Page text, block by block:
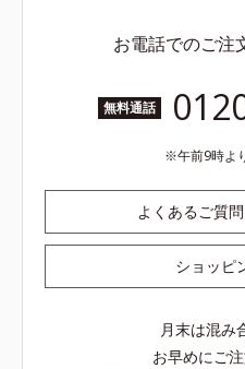
お電話でのご注
無料通話
午前9時よ
よくあるご質
ショッピ
月末は混み
お早めにご注